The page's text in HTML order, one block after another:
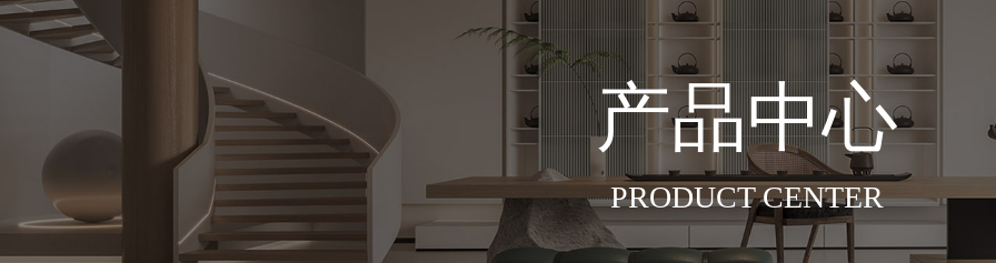
产品中心
PRODUCT CENTER